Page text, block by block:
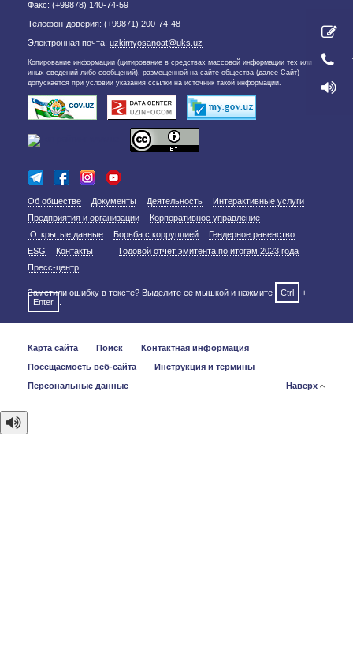
Факс: (+99878) 140-74-59
Телефон-доверия: (+99871) 200-74-48
Электронная почта: uzkimyosanoat@uks.uz
Копирование информации (цитирование в средствах массовой информации тех или
иных сведений либо сообщений), размещенной на сайте общества (далее Сайт)
допускается при условии указания ссылки на источник такой информации.
Об обществе Документы Деятельность
Интерактивные услуги
Предприятия и организации
Корпоративное управление
Открытые данные
Борьба с коррупцией
Гендерное равенство
ESG
Контакты
Годовой отчет эмитента по итогам 2023 года
Пресс-центр
Заметили ошибку в тексте? Выделите ее мышкой и нажмите Ctrl
+
Enter
Карта сайта Поиск
Контактная информация
Посещаемость веб-сайта
Инструкция и термины
Персональные данные
Наверх